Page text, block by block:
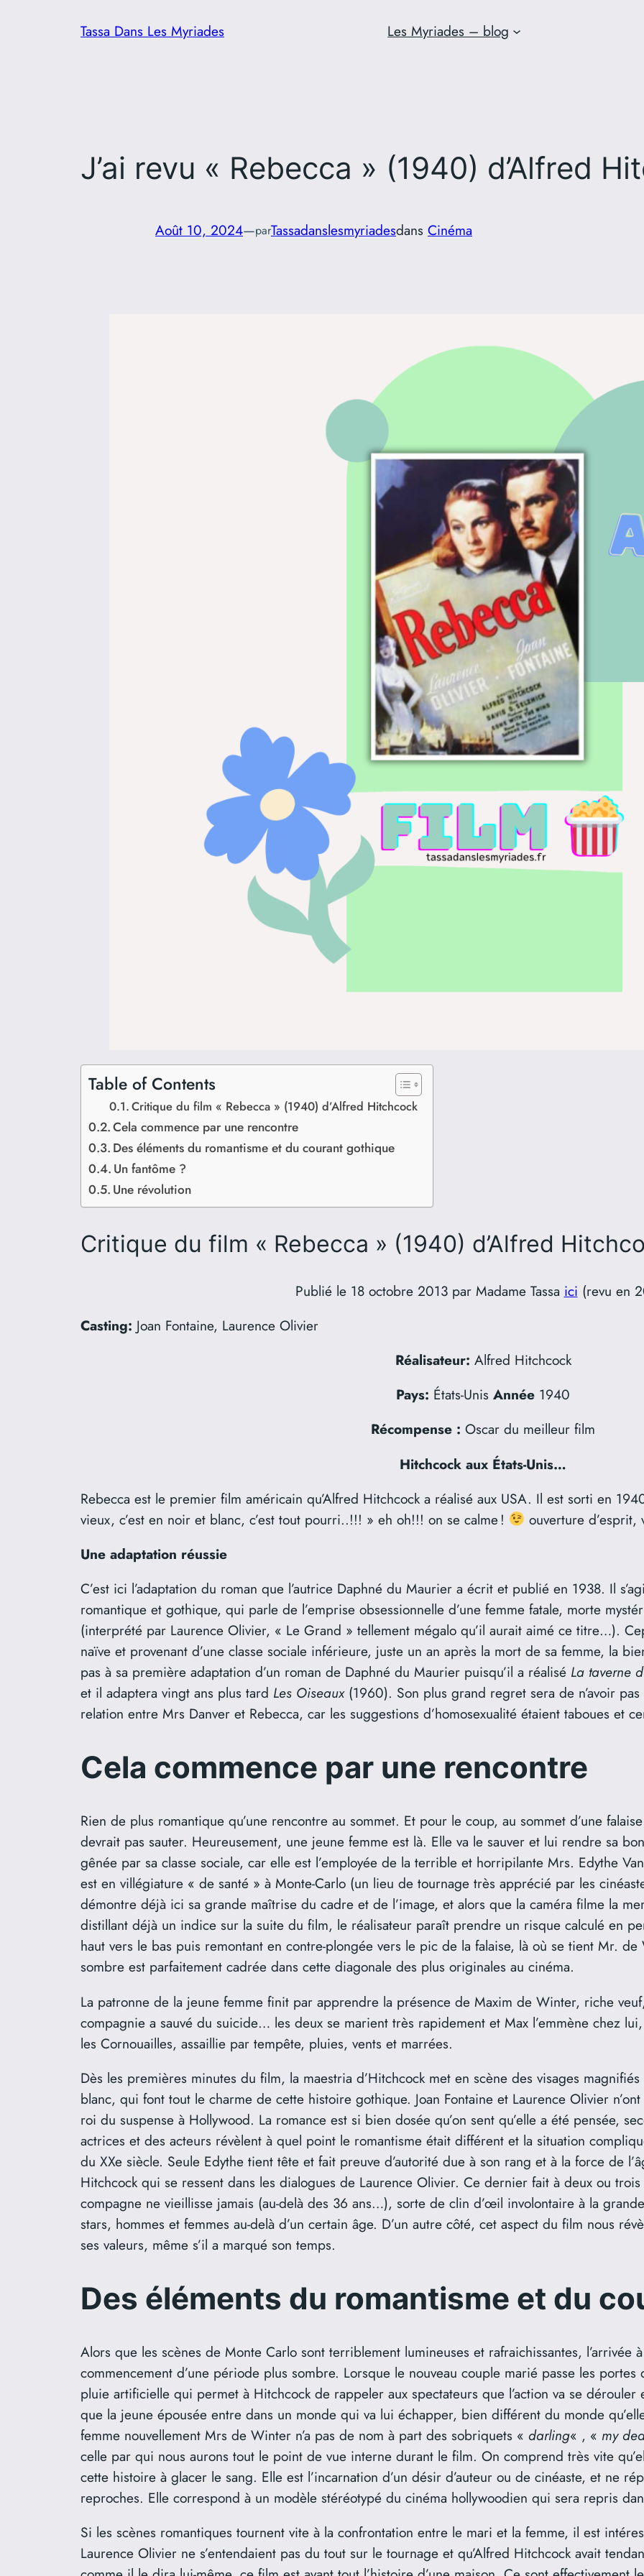
Tassa Dans Les Myriades Les Myriades – blog
J’ai revu « Rebecca » (1940) d’Alfred
Août 10, 2024—parTassadanslesmyriadesdans Cinéma
Table of Contents
Critique du film « Rebecca » (1940) d’Alfred Hitchcock
Cela commence par une rencontre
Des éléments du romantisme et du courant gothique
Un fantôme ?
Une révolution
Critique du film « Rebecca » (1940) d’Alfred
Publié le 18 octobre 2013 par Madame Tassa ici (revu en
Casting: Joan Fontaine, Laurence Olivier
Réalisateur: Alfred Hitchcock
Pays: États-Unis Année 1940
Récompense : Oscar du meilleur film
Hitchcock aux États-Unis…
Rebecca est le premier film américain qu’Alfred Hitchcock a réalisé aux USA. Il est sorti en
vieux, c’est en noir et blanc, c’est tout pourri..!!! » eh oh!!! on se calme !
ouverture d’esprit,
Une adaptation réussie
C’est ici l’adaptation du roman que l’autrice Daphné du Maurier a écrit et publié en 1938. Il
romantique et gothique, qui parle de l’emprise obsessionnelle d’une femme fatale, morte
(interprété par Laurence Olivier, « Le Grand » tellement mégalo qu’il aurait aimé ce titre…).
naïve et provenant d’une classe sociale inférieure, juste un an après la mort de sa femme, la
pas à sa première adaptation d’un roman de Daphné du Maurier puisqu’il a réalisé La taverne
et il adaptera vingt ans plus tard Les Oiseaux (1960). Son plus grand regret sera de n’avoir
relation entre Mrs Danver et Rebecca, car les suggestions d’homosexualité étaient taboues et
Cela commence par une rencontre
Rien de plus romantique qu’une rencontre au sommet. Et pour le coup, au sommet d’une
devrait pas sauter. Heureusement, une jeune femme est là. Elle va le sauver et lui rendre sa
gênée par sa classe sociale, car elle est l’employée de la terrible et horripilante Mrs. Edythe
est en villégiature « de santé » à Monte-Carlo (un lieu de tournage très apprécié par les
démontre déjà ici sa grande maîtrise du cadre et de l’image, et alors que la caméra filme la
distillant déjà un indice sur la suite du film, le réalisateur paraît prendre un risque calculé en
haut vers le bas puis remontant en contre-plongée vers le pic de la falaise, là où se tient Mr.
sombre est parfaitement cadrée dans cette diagonale des plus originales au cinéma.
La patronne de la jeune femme finit par apprendre la présence de Maxim de Winter, riche
compagnie a sauvé du suicide… les deux se marient très rapidement et Max l’emmène chez
les Cornouailles, assaillie par tempête, pluies, vents et marrées.
Dès les premières minutes du film, la maestria d’Hitchcock met en scène des visages
blanc, qui font tout le charme de cette histoire gothique. Joan Fontaine et Laurence Olivier
roi du suspense à Hollywood. La romance est si bien dosée qu’on sent qu’elle a été pensée,
actrices et des acteurs révèlent à quel point le romantisme était différent et la situation
du XXe siècle. Seule Edythe tient tête et fait preuve d’autorité due à son rang et à la force de
Hitchcock qui se ressent dans les dialogues de Laurence Olivier. Ce dernier fait à deux ou
compagne ne vieillisse jamais (au-delà des 36 ans…), sorte de clin d’œil involontaire à la
stars, hommes et femmes au-delà d’un certain âge. D’un autre côté, cet aspect du film nous
ses valeurs, même s’il a marqué son temps.
Des éléments du romantisme et du
Alors que les scènes de Monte Carlo sont terriblement lumineuses et rafraichissantes, l’arrivée
commencement d’une période plus sombre. Lorsque le nouveau couple marié passe les
pluie artificielle qui permet à Hitchcock de rappeler aux spectateurs que l’action va se
que la jeune épousée entre dans un monde qui va lui échapper, bien différent du monde
femme nouvellement Mrs de Winter n’a pas de nom à part des sobriquets « darling« , « my
celle par qui nous aurons tout le point de vue interne durant le film. On comprend très vite
cette histoire à glacer le sang. Elle est l’incarnation d’un désir d’auteur ou de cinéaste, et ne
reproches. Elle correspond à un modèle stéréotypé du cinéma hollywoodien qui sera repris
Si les scènes romantiques tournent vite à la confrontation entre le mari et la femme, il est
Laurence Olivier ne s’entendaient pas du tout sur le tournage et qu’Alfred Hitchcock avait